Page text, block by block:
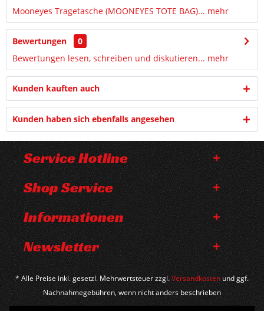
Mooneyes Tragetasche (MOONEYES TOTE BAG)... mehr
Bewertungen
0
Bewertungen lesen, schreiben und diskutieren... mehr
Kunden kauften auch
Kunden haben sich ebenfalls angesehen
Service Hotline
Shop Service
Informationen
Newsletter
* Alle Preise inkl. gesetzl. Mehrwertsteuer zzgl.Versandkosten und ggf.
Nachnahmegebühren, wenn nicht anders beschrieben